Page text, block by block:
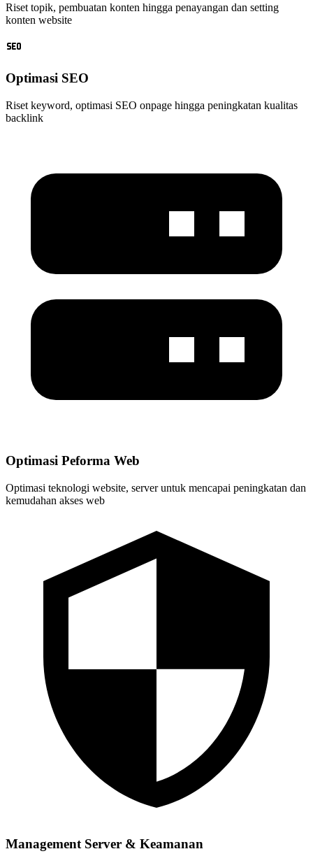
Riset topik, pembuatan konten hingga penayangan dan setting
konten website
Optimasi SEO
Riset keyword, optimasi SEO onpage hingga peningkatan kualitas
backlink
Optimasi Peforma Web
Optimasi teknologi website, server untuk mencapai peningkatan dan
kemudahan akses web
Management Server & Keamanan